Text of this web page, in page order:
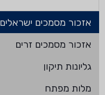
אזכור מסמכים ישראלים
אזכור מסמכים זרים
גליונות תיקון
מלות מפתח